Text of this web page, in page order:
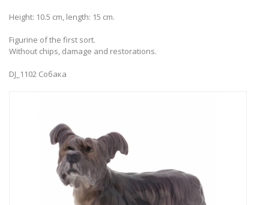
Height: 10.5 cm, length: 15 cm.
Figurine of the first sort.
Without chips, damage and restorations.
DJ_1102 Собака